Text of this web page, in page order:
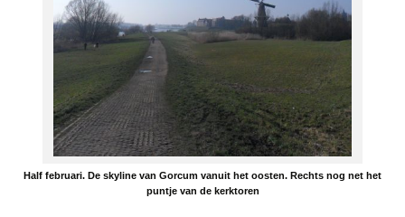
Half februari. De skyline van Gorcum vanuit het oosten. Rechts nog net het
puntje van de kerktoren